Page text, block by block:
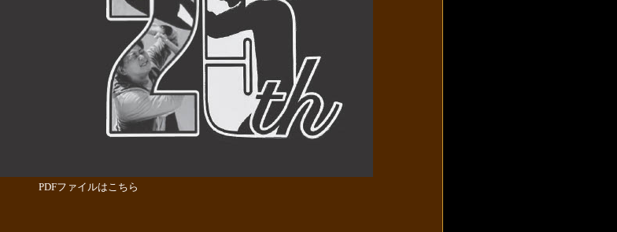
PDFファイルはこちら